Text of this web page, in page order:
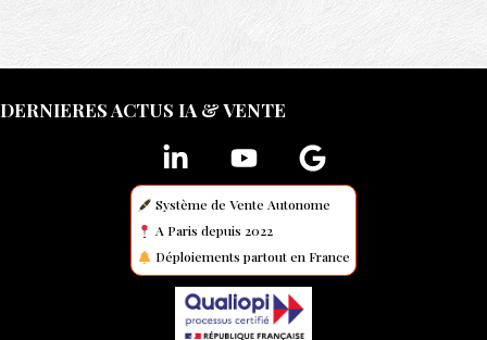
DERNIERES ACTUS IA & VENTE
Système de Vente Autonome
A Paris depuis 2022
Déploiements partout en France